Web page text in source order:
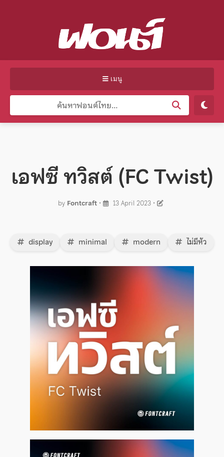
เมนู
เอฟซี ทวิสต์ (FC Twist)
by Fontcraft • 13 April 2023 •
display minimal modern ไม่มีหัว